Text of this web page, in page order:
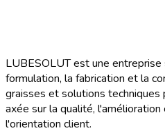
LUBESOLUT est une entreprise
formulation, la fabrication et la
graisses et solutions techniques
axée sur la qualité,
l'orientation client.